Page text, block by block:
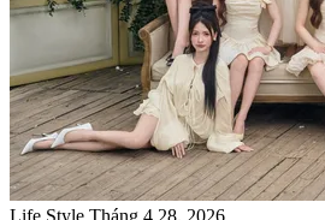
Life Style Tháng 4 28, 2026